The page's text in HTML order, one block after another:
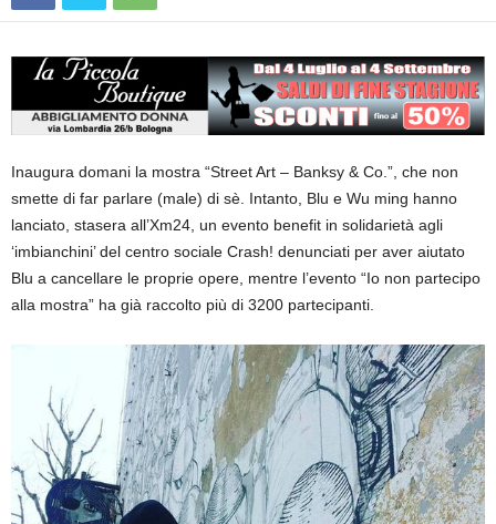
Inaugura domani la mostra “Street Art – Banksy & Co.”, che non
smette di far parlare (male) di sè. Intanto, Blu e Wu ming hanno
lanciato, stasera all’Xm24, un evento benefit in solidarietà agli
‘imbianchini’ del centro sociale Crash! denunciati per aver aiutato
Blu a cancellare le proprie opere, mentre l’evento “Io non partecipo
alla mostra” ha già raccolto più di 3200 partecipanti.